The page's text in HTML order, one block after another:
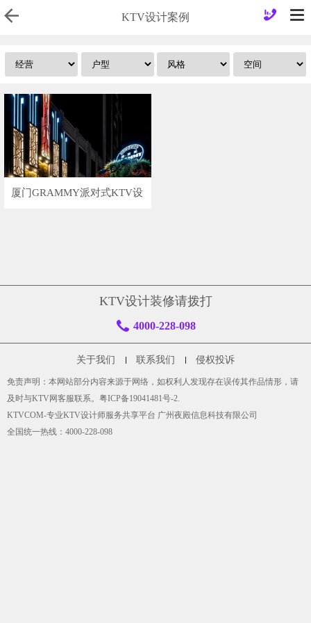
KTV设计案例
厦门GRAMMY派对式KTV设
KTV设计装修请拨打
4000-228-098
关于我们 联系我们 侵权投诉
免责声明：本网站部分内容来源于网络，如权利人发现存在误传其作品情形，请
及时与KTV网客服联系。 粤ICP备19041481号-2.
KTVCOM-专业KTV设计师服务共享平台 广州夜殿信息科技有限公司
全国统一热线：4000-228-098